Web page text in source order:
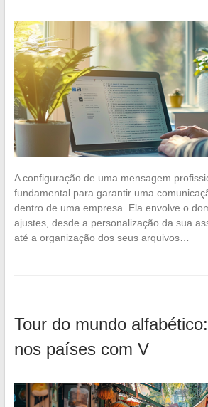
A configuração de uma mensagem
fundamental para garantir uma
dentro de uma empresa. Ela envolve o
ajustes, desde a personalização da sua
até a organização dos seus arquivos…
Tour do mundo
nos países com V